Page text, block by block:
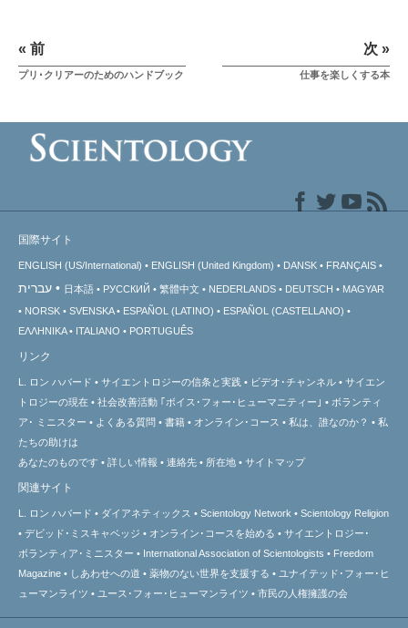
« 前
プリ･クリアーのためのハンドブック
次 »
仕事を楽しくする本
国際サイト
ENGLISH (US/International) ENGLISH (United Kingdom) DANSK FRANÇAIS
עברית 日本語 РУССКИЙ 繁體中文 NEDERLANDS DEUTSCH
MAGYAR
NORSK
SVENSKA ESPAÑOL (LATINO)
ESPAÑOL (CASTELLANO)
ΕΛΛΗΝΙΚA
ITALIANO PORTUGUÊS
リンク
L. ロン ハバード サイエントロジーの信条と実践 ビデオ･チャンネル
サイエン
トロジーの現在 社会改善活動 ｢ボイス･フォー･ヒューマニティー｣
ボランティ
ア･
ミニスター よくある質問 書籍 オンライン･コース 私は、誰なのか？
私
たちの助けは
あなたのものです
詳しい情報 連絡先 所在地 サイトマップ
関連サイト
L. ロン ハバード ダイアネティックス Scientology Network
Scientology Religion
デビッド･ミスキャベッジ
オンライン･コースを始める
サイエントロジー･
ボランティア･ミニスター
International Association of Scientologists
Freedom
Magazine
しあわせへの道 薬物のない世界を支援する
ユナイテッド･フォー･ヒ
ューマンライツ
ユース･フォー･ヒューマンライツ 市民の人権擁護の会